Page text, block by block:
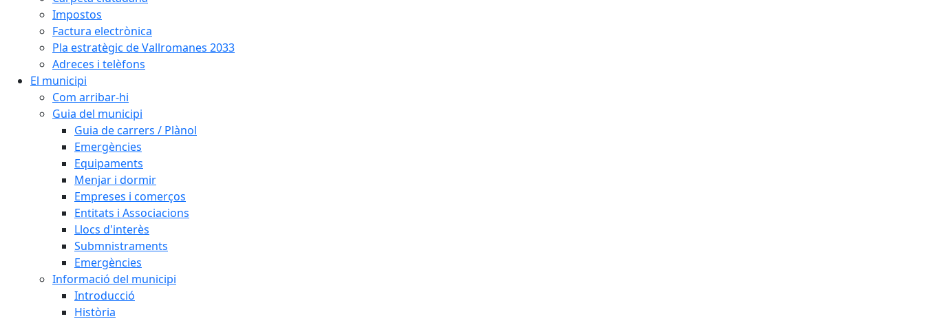
Impostos
Factura electrònica
Pla estratègic de Vallromanes 2033
Adreces i telèfons
El municipi
Com arribar-hi
Guia del municipi
Guia de carrers / Plànol
Emergències
Equipaments
Menjar i dormir
Empreses i comerços
Entitats i Associacions
Llocs d'interès
Submnistraments
Emergències
Informació del municipi
Introducció
Història